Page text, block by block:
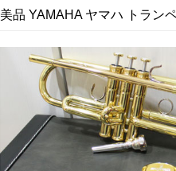
美品 YAMAHA ヤマハ トラン